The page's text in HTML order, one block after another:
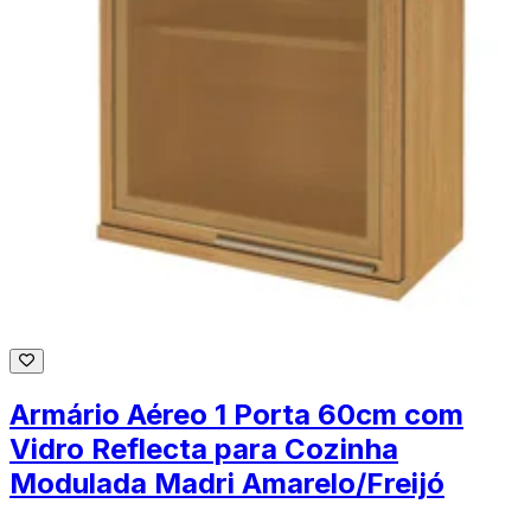
Armário Aéreo 1 Porta 60cm com
Vidro Reflecta para Cozinha
Modulada Madri Amarelo/Freijó